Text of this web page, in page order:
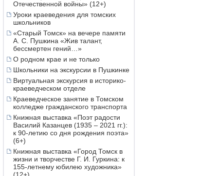
Отечественной войны» (12+)
Уроки краеведения для томских
школьников
«Старый Томск» на вечере памяти
А. С. Пушкина «Жив талант,
бессмертен гений…»
О родном крае и не только
Школьники на экскурсии в Пушкинке
Виртуальная экскурсия в историко-
краеведческом отделе
Краеведческое занятие в Томском
колледже гражданского транспорта
Книжная выставка «Поэт радости
Василий Казанцев (1935 – 2021 гг.):
к 90-летию со дня рождения поэта»
(6+)
Книжная выставка «Город Томск в
жизни и творчестве Г. И. Гуркина: к
155-летнему юбилею художника»